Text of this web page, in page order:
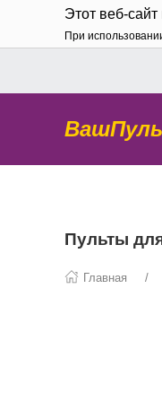
Этот веб-
При
Пульты
Главная